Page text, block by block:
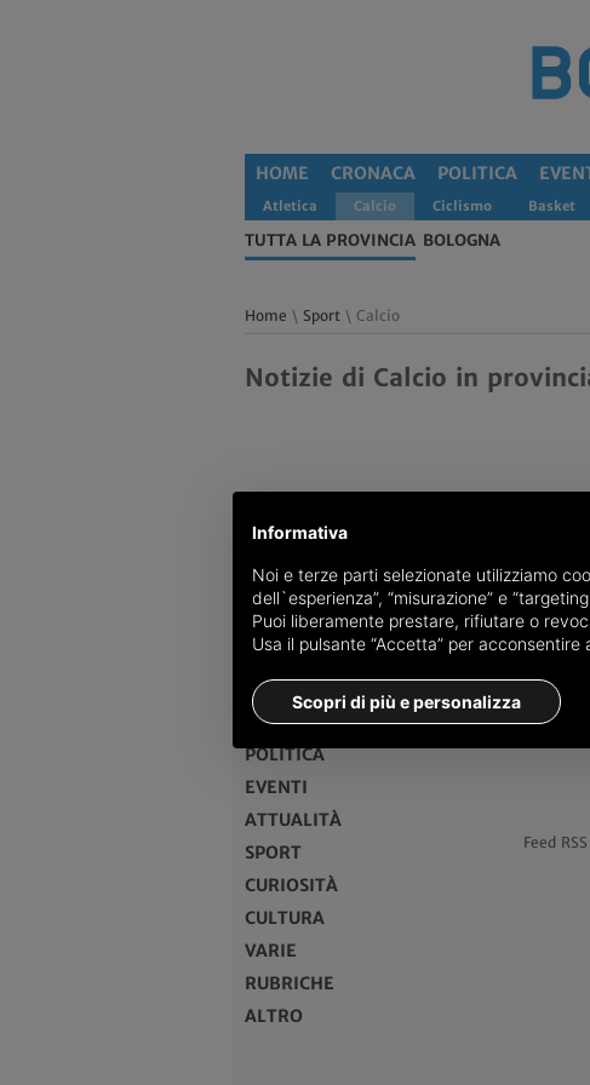
HOME CRONACA POLITICA
Atletica Calcio Ciclismo Basket
TUTTA LA PROVINCIA BOLOGNA
Home \ Sport \ Calcio
Notizie di Calcio in
MENU
HOME
CRONACA
POLITICA
EVENTI
ATTUALITÀ
SPORT
CURIOSITÀ
CULTURA
VARIE
RUBRICHE
ALTRO
Feed RSS
Informativa
Noi e terze parti selezionate utilizziamo
dell`esperienza”, “misurazione” e
Puoi liberamente prestare, rifiutare o
Usa il pulsante “Accetta” per
Scopri di più e personalizza